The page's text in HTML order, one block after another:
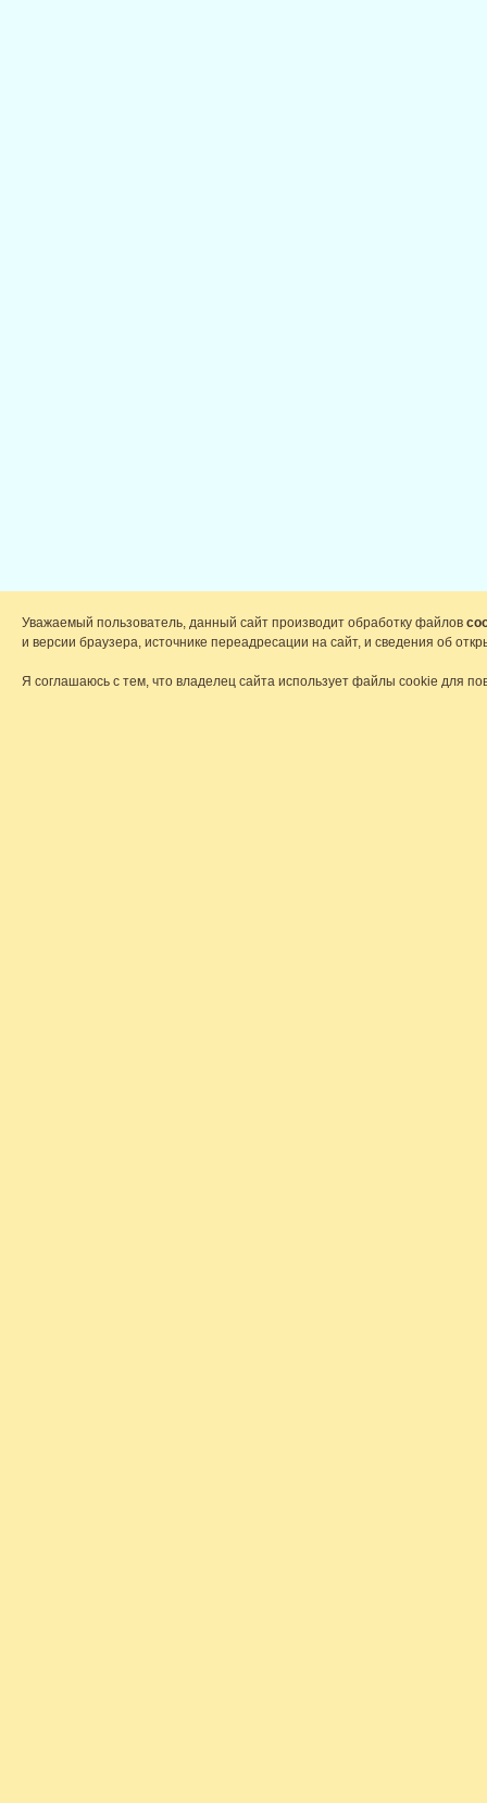
Уважаемый пользователь, данный сайт производит обработку файлов
и версии браузера, источнике переадресации на сайт, и сведения об
Я соглашаюсь с тем, что владелец сайта использует файлы cookie для